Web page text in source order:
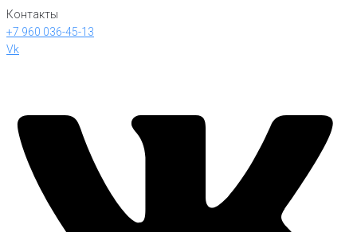
Контакты
+7 960 036-45-13
Vk